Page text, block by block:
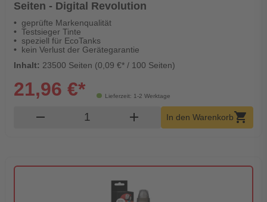
Seiten - Digital Revolution
geprüfte Markenqualität
Testsieger Tinte
speziell für EcoTanks
kein Verlust der Gerätegarantie
Inhalt: 23500 Seiten (0,09 €* / 100 Seiten)
Lieferzeit: 1-2 Werktage
21,96 €*
remove Produkt Warenkorb Menge
add In den Warenkorb shopping_cart